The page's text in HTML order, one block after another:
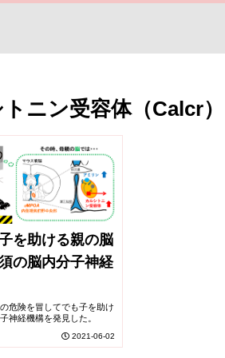
ニン受容体（Calcr）
を助ける親の脳
の脳内分子神経
危険を冒してでも子を助け
神経機構を発見した。
2021-06-02